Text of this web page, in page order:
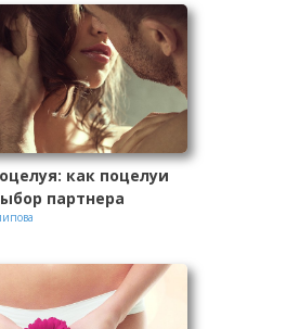
как поцелуи
партнера